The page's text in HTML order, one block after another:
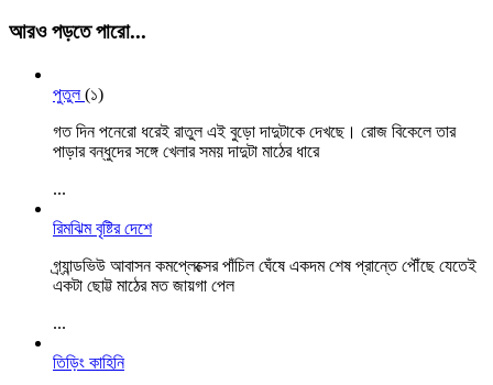
আরও পড়তে পারো...
পুতুল(১)
গত দিন পনেরো ধরেই রাতুল এই বুড়ো দাদুটাকে দেখছে। রোজ বিকেলে তার
পাড়ার বন্ধুদের সঙ্গে খেলার সময় দাদুটা মাঠের ধারে
...
রিমঝিম বৃষ্টির দেশে
গ্র্যান্ডভিউ আবাসন কমপ্লেক্সের পাঁচিল ঘেঁষে একদম শেষ প্রান্তে পৌঁছে যেতেই
একটা ছোট্ট মাঠের মত জায়গা পেল
...
তিড়িং কাহিনি